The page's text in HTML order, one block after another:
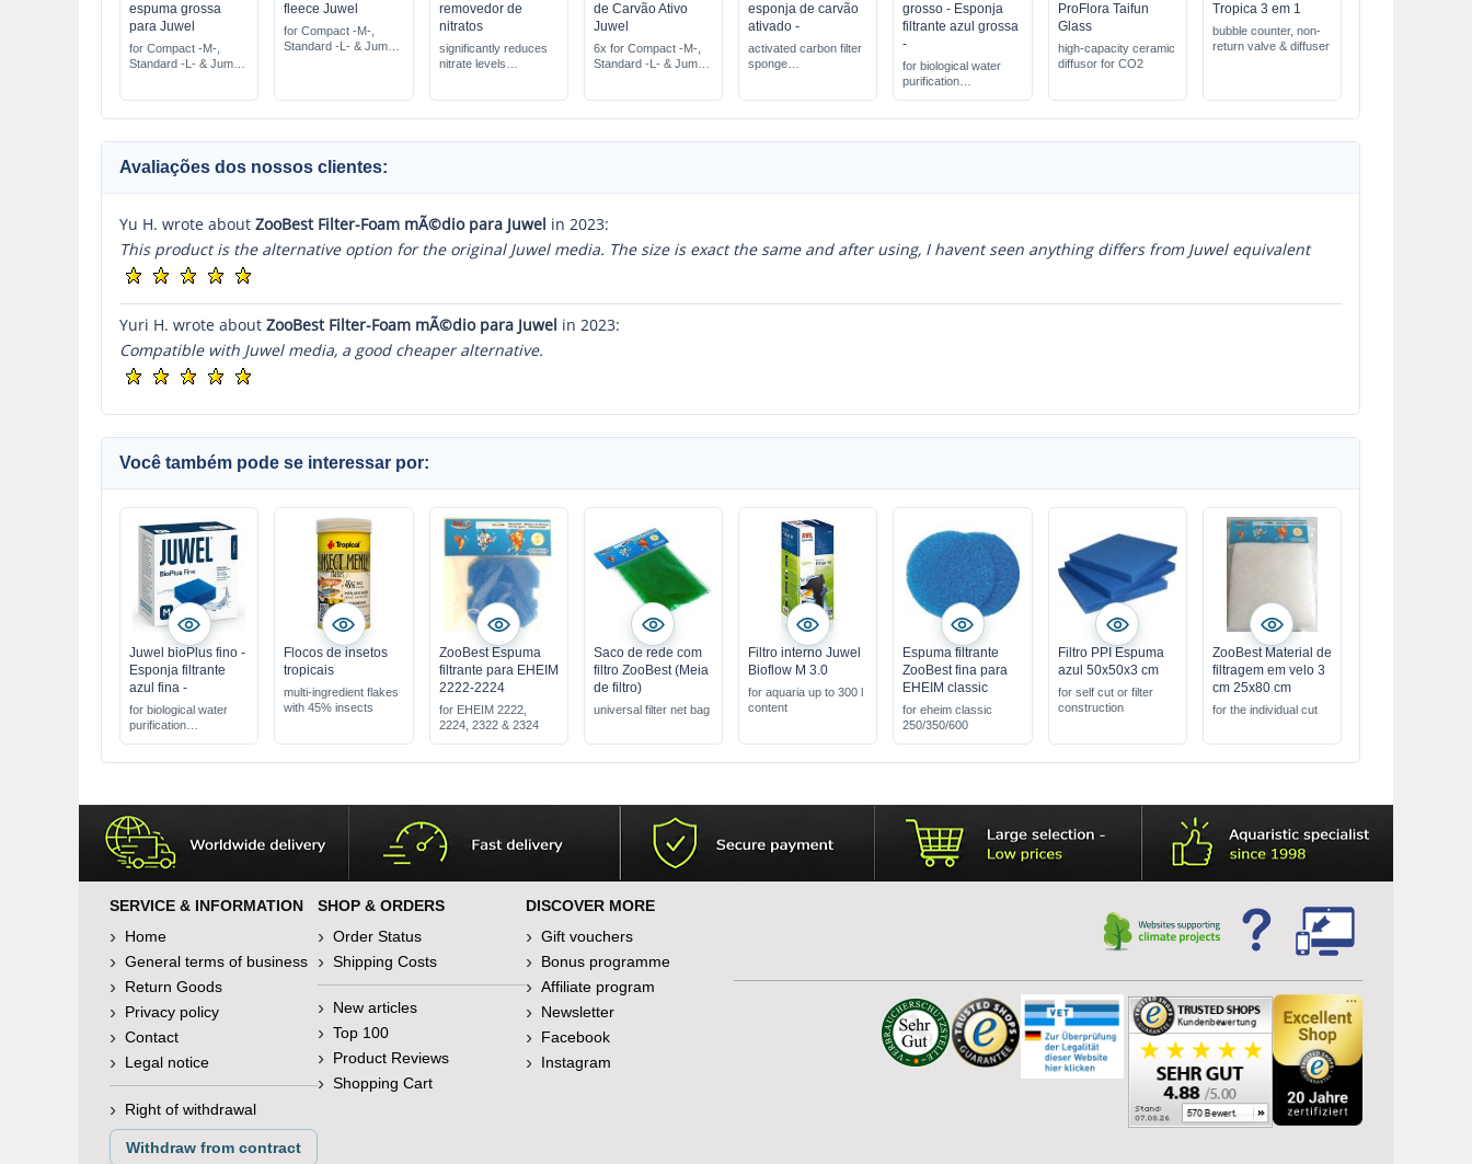
espuma grossa
para Juwel
for Compact -M-,
Standard -L- & Jumbo
fleece Juwel
for Compact -M-,
Standard -L- & Jumbo
removedor de
nitratos
significantly reduces
nitrate levels
de Carvão Ativo
Juwel
6x for Compact -M-,
Standard -L- & Jumbo
esponja de carvão
ativado -
activated carbon filter
sponge
grosso - Esponja
filtrante azul grossa
-
for biological water
purification
ProFlora Taifun
Glass
high-capacity ceramic
diffusor for CO2
Tropica 3 em 1
bubble counter, non-
return valve & diffuser
Avaliações dos nossos clientes:
Yu H. wrote about ZooBest Filter-Foam mÃ©dio para Juwel in 2023:
This product is the alternative option for the original Juwel media. The size is exact the same and after using, I havent seen anything differs from Juwel equivalent
Yuri H. wrote about ZooBest Filter-Foam mÃ©dio para Juwel in 2023:
Compatible with Juwel media, a good cheaper alternative.
Você também pode se interessar por:
Juwel bioPlus fino -
Esponja filtrante
azul fina -
for biological water
purification
Flocos de insetos
tropicais
multi-ingredient flakes
with 45% insects
ZooBest Espuma
filtrante para EHEIM
2222-2224
for EHEIM 2222,
2224, 2322 & 2324
Saco de rede com
filtro ZooBest (Meia
de filtro)
universal filter net bag
Filtro interno Juwel
Bioflow M 3.0
for aquaria up to 300 l
content
Espuma filtrante
ZooBest fina para
EHEIM classic
for eheim classic
250/350/600
Filtro PPI Espuma
azul 50x50x3 cm
for self cut or filter
construction
ZooBest Material de
filtragem em velo 3
cm 25x80 cm
for the individual cut
SERVICE & INFORMATION
Home
General terms of business
Return Goods
Privacy policy
Contact
Legal notice
Right of withdrawal
Withdraw from contract
SHOP & ORDERS
Order Status
Shipping Costs
New articles
Top 100
Product Reviews
Shopping Cart
DISCOVER MORE
Gift vouchers
Bonus programme
Affiliate program
Newsletter
Facebook
Instagram